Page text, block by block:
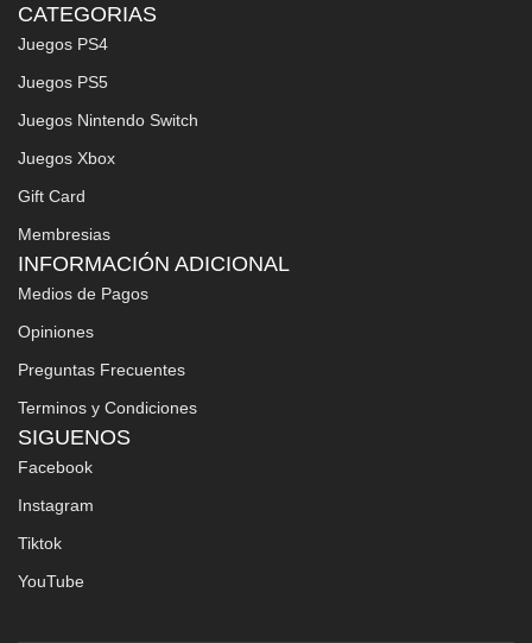
CATEGORIAS
Juegos PS4
Juegos PS5
Juegos Nintendo Switch
Juegos Xbox
Gift Card
Membresias
INFORMACIÓN ADICIONAL
Medios de Pagos
Opiniones
Preguntas Frecuentes
Terminos y Condiciones
SIGUENOS
Facebook
Instagram
Tiktok
YouTube